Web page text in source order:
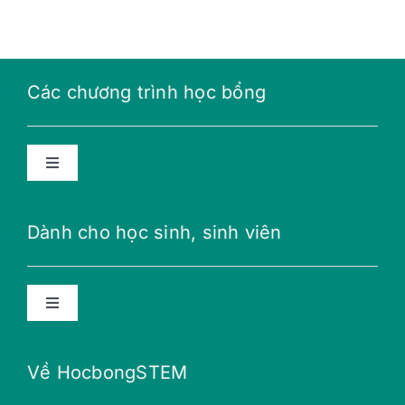
Các chương trình học bổng
Toggle
Học bổng THPT
Học bổng Merali
Dành cho học sinh, sinh viên
Toggle
Về HocbongSTEM